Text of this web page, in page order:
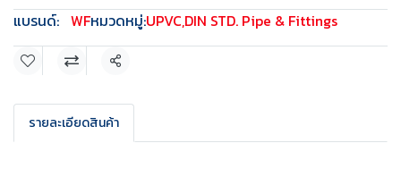
แบรนด์: WFหมวดหมู่:UPVC,DIN STD. Pipe & Fittings
แชร์
รายละเอียดสินค้า